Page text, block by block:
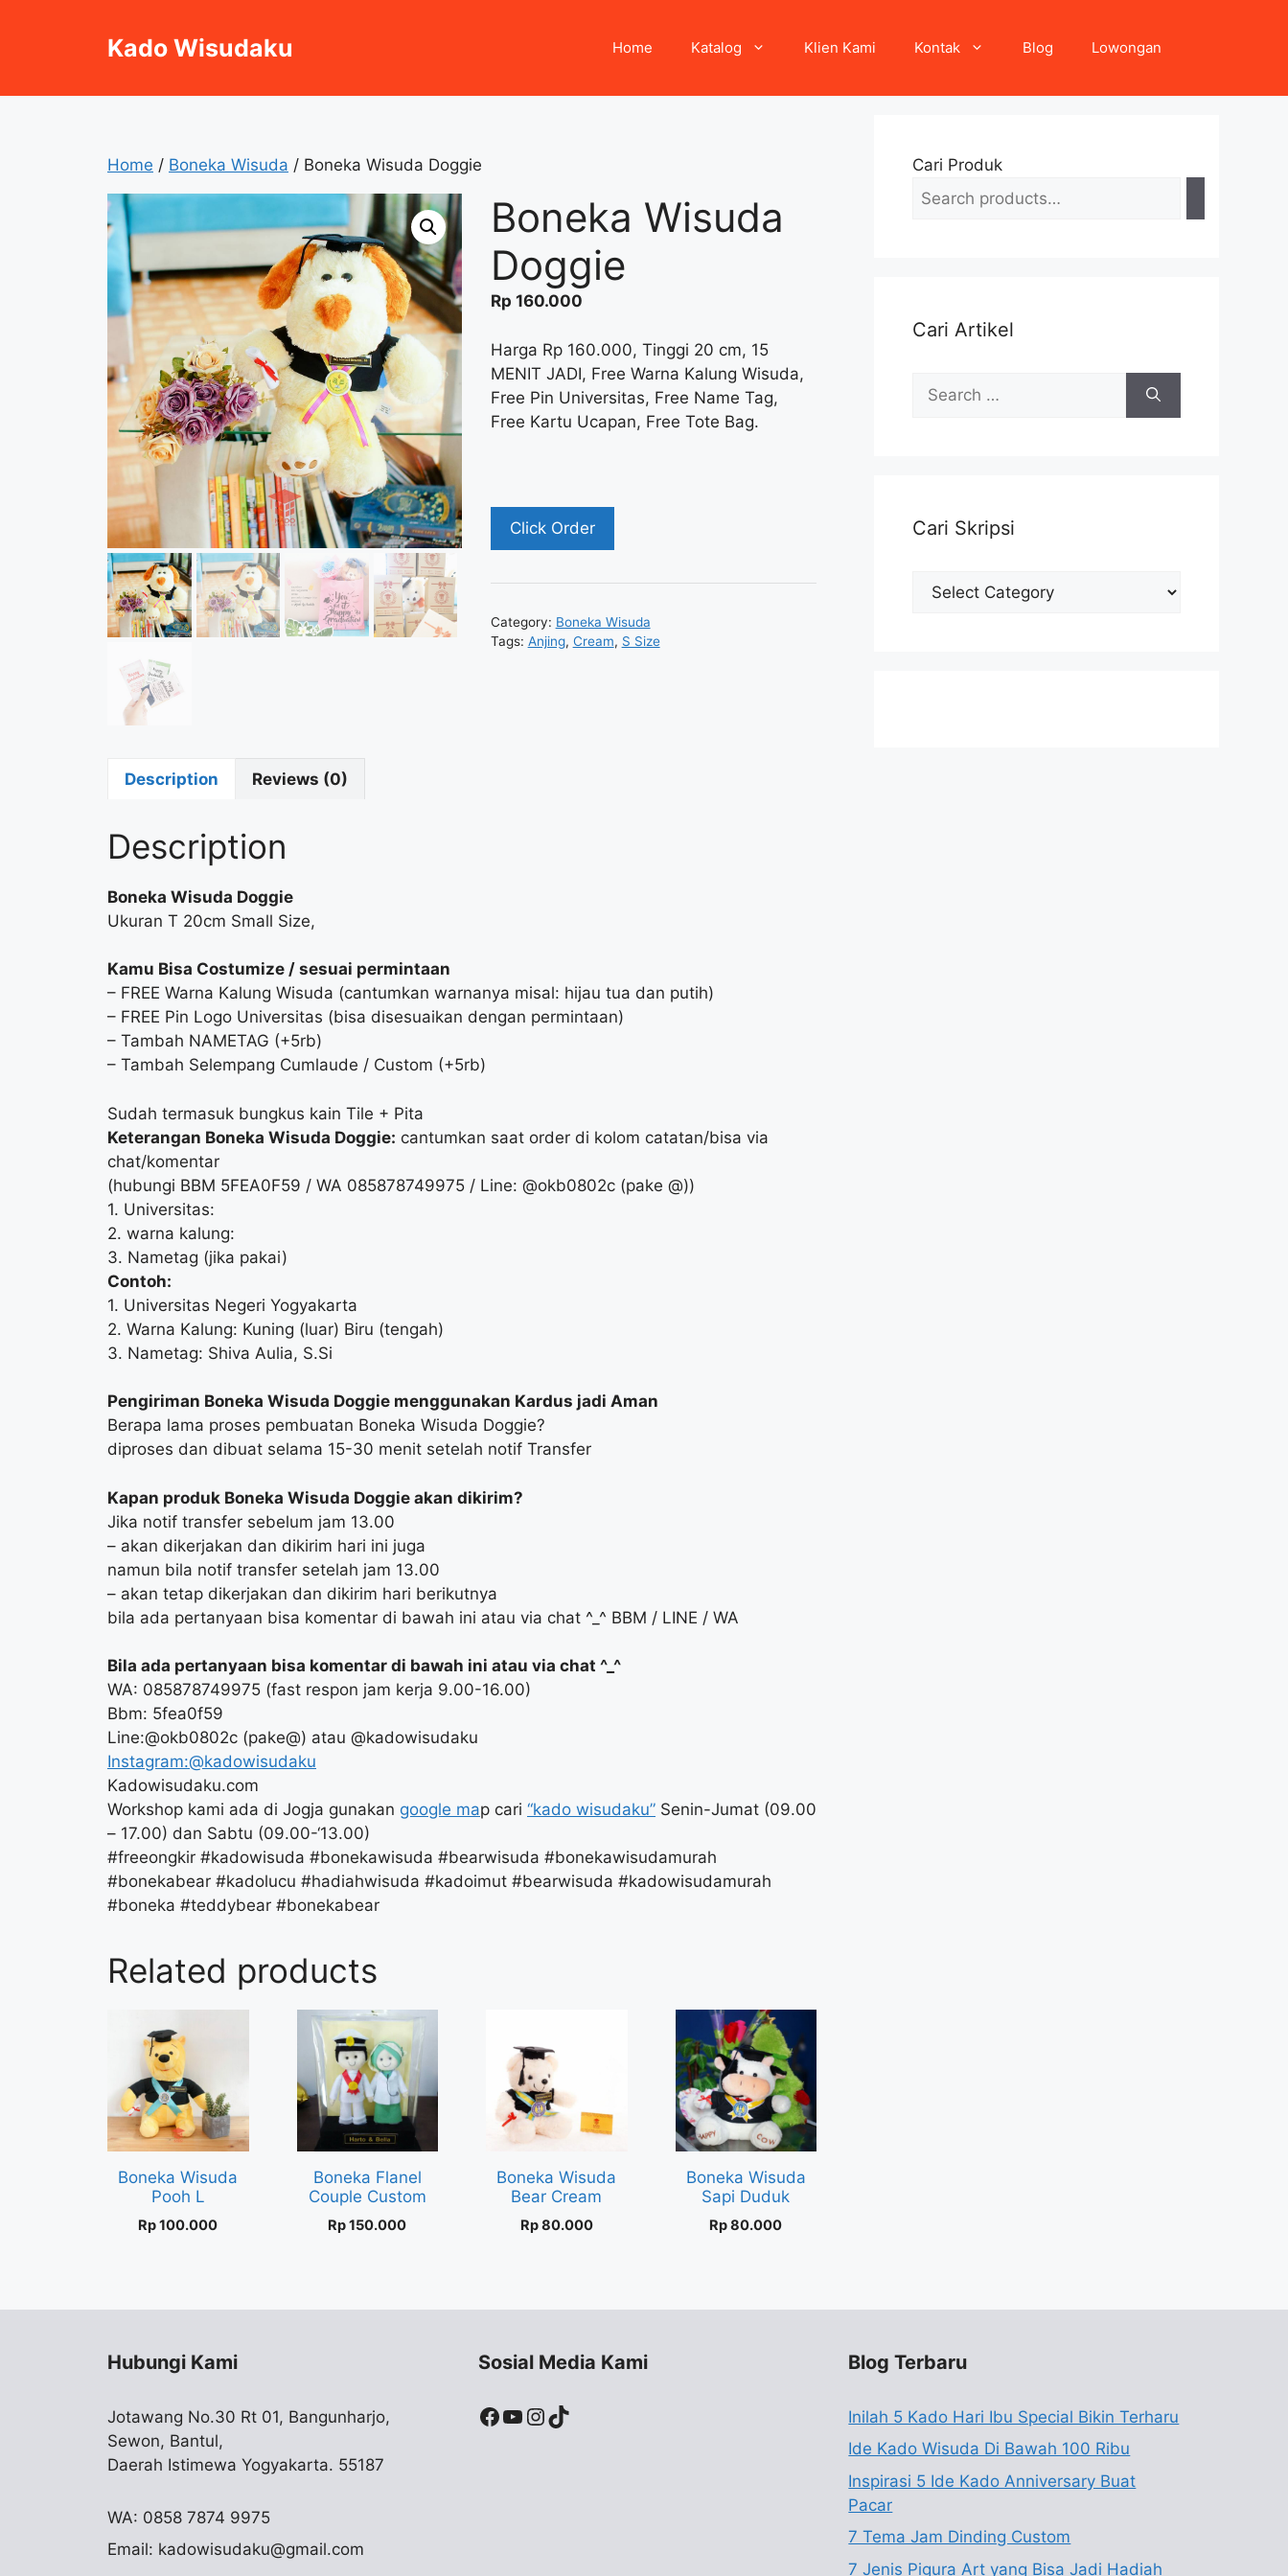
Kado Wisudaku Home Katalog Klien Kami Kontak Blog Lowongan
Home / Boneka Wisuda / Boneka Wisuda Doggie
Boneka Wisuda
Doggie
Rp 160.000
Harga Rp 160.000, Tinggi 20 cm, 15
MENIT JADI, Free Warna Kalung Wisuda,
Free Pin Universitas, Free Name Tag,
Free Kartu Ucapan, Free Tote Bag.
Click Order
Category: Boneka Wisuda
Tags: Anjing, Cream, S Size
Description Reviews (0)
Description
Boneka Wisuda Doggie
Ukuran T 20cm Small Size,
Kamu Bisa Costumize / sesuai permintaan
– FREE Warna Kalung Wisuda (cantumkan warnanya misal: hijau tua dan putih)
– FREE Pin Logo Universitas (bisa disesuaikan dengan permintaan)
– Tambah NAMETAG (+5rb)
– Tambah Selempang Cumlaude / Custom (+5rb)
Sudah termasuk bungkus kain Tile + Pita
Keterangan Boneka Wisuda Doggie: cantumkan saat order di kolom catatan/bisa via
chat/komentar
(hubungi BBM 5FEA0F59 / WA 085878749975 / Line: @okb0802c‬ (pake @))
1. Universitas:
2. warna kalung:
3. Nametag (jika pakai)
Contoh:
1. Universitas Negeri Yogyakarta
2. Warna Kalung: Kuning (luar) Biru (tengah)
3. Nametag: Shiva Aulia, S.Si
Pengiriman Boneka Wisuda Doggie menggunakan Kardus jadi Aman
Berapa lama proses pembuatan Boneka Wisuda Doggie?
diproses dan dibuat selama 15-30 menit setelah notif Transfer
Kapan produk Boneka Wisuda Doggie akan dikirim?
Jika notif transfer sebelum jam 13.00
– akan dikerjakan dan dikirim hari ini juga
namun bila notif transfer setelah jam 13.00
– akan tetap dikerjakan dan dikirim hari berikutnya
bila ada pertanyaan bisa komentar di bawah ini atau via chat ^_^ BBM / LINE / WA
Bila ada pertanyaan bisa komentar di bawah ini atau via chat ^_^
WA: 085878749975 (fast respon jam kerja 9.00-16.00)
Bbm: 5fea0f59
Line:@okb0802c (pake@) atau @kadowisudaku
Instagram:@kadowisudaku
Kadowisudaku.com
Workshop kami ada di Jogja gunakan google map cari “kado wisudaku” Senin-Jumat (09.00
– 17.00) dan Sabtu (09.00-‘13.00)
#freeongkir #kadowisuda #bonekawisuda #bearwisuda #bonekawisudamurah
#bonekabear #kadolucu #hadiahwisuda #kadoimut #bearwisuda #kadowisudamurah
#boneka #teddybear #bonekabear
Related products
Boneka Wisuda
Pooh L
Rp100.000
Boneka Flanel
Couple Custom
Rp150.000
Boneka Wisuda
Bear Cream
Rp80.000
Boneka Wisuda
Sapi Duduk
Rp80.000
Cari Produk
Cari Artikel
Search
for:
Cari Skripsi
Cari
Hubungi Kami
Jotawang No.30 Rt 01, Bangunharjo,
Sewon, Bantul,
Daerah Istimewa Yogyakarta. 55187
WA: 0858 7874 9975
Email: kadowisudaku@gmail.com
Sosial Media Kami
Facebook
YouTube
Instagram
TikTok
Blog Terbaru
Inilah 5 Kado Hari Ibu Special Bikin Terharu
Ide Kado Wisuda Di Bawah 100 Ribu
Inspirasi 5 Ide Kado Anniversary Buat
Pacar
7 Tema Jam Dinding Custom
7 Jenis Pigura Art yang Bisa Jadi Hadiah